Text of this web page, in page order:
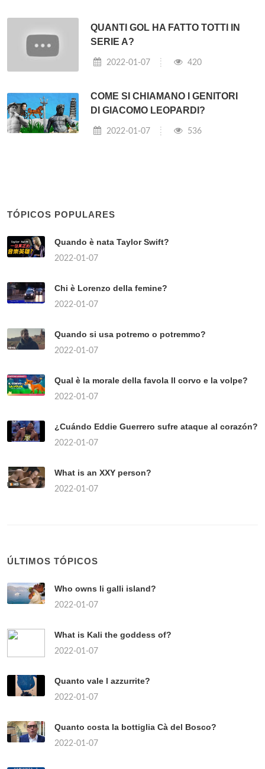
QUANTI GOL HA FATTO TOTTI IN
SERIE A?
2022-01-07 420
COME SI CHIAMANO I GENITORI
DI GIACOMO LEOPARDI?
2022-01-07 536
TÓPICOS POPULARES
Quando è nata Taylor Swift?
2022-01-07
Chi è Lorenzo della femine?
2022-01-07
Quando si usa potremo o potremmo?
2022-01-07
Qual è la morale della favola Il corvo e la volpe?
2022-01-07
¿Cuándo Eddie Guerrero sufre ataque al corazón?
2022-01-07
What is an XXY person?
2022-01-07
ÚLTIMOS TÓPICOS
Who owns li galli island?
2022-01-07
What is Kali the goddess of?
2022-01-07
Quanto vale l azzurrite?
2022-01-07
Quanto costa la bottiglia Cà del Bosco?
2022-01-07